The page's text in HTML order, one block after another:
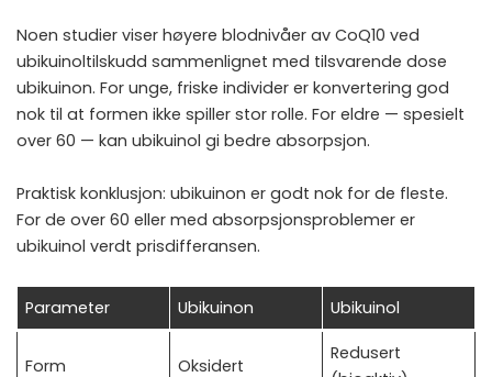
Noen studier viser høyere blodnivåer av CoQ10 ved
ubikuinoltilskudd sammenlignet med tilsvarende dose
ubikuinon. For unge, friske individer er konvertering god
nok til at formen ikke spiller stor rolle. For eldre — spesielt
over 60 — kan ubikuinol gi bedre absorpsjon.
Praktisk konklusjon: ubikuinon er godt nok for de fleste.
For de over 60 eller med absorpsjonsproblemer er
ubikuinol verdt prisdifferansen.
Parameter Ubikuinon Ubikuinol
Form Oksidert
Redusert